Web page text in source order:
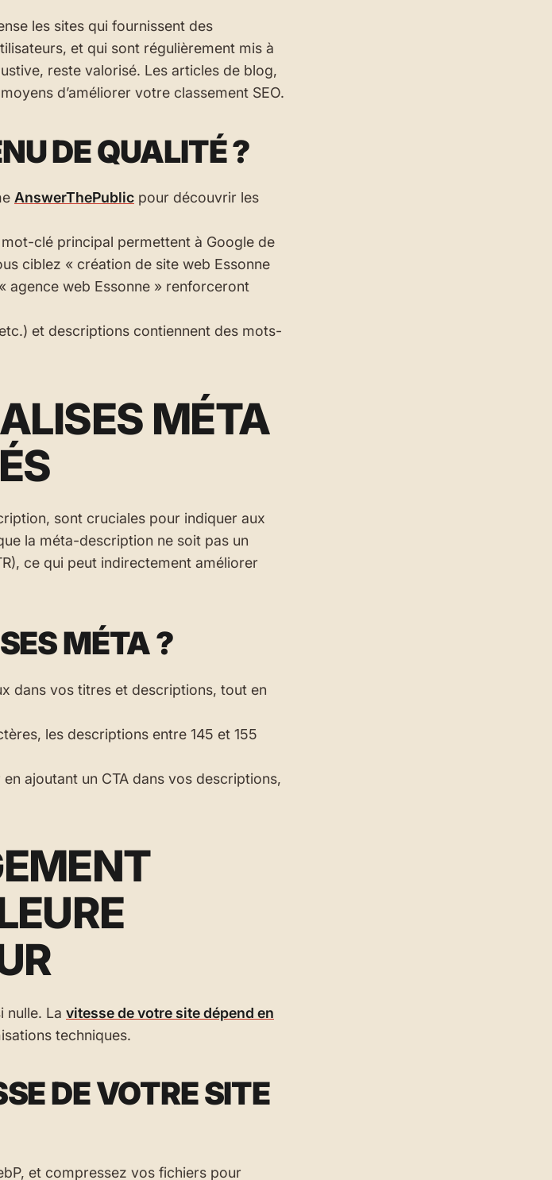
les sites qui fournissent des
et qui sont régulièrement mis à
reste valorisé. Les articles de blog,
d’améliorer votre classement SEO.
DE QUALITÉ ?
AnswerThePublic pour découvrir les
clé principal permettent à Google de
ciblez « création de site web Essonne
agence web Essonne » renforceront
et descriptions contiennent des mots-
MÉTA
sont cruciales pour indiquer aux
la méta-description ne soit pas un
ce qui peut indirectement améliorer
MÉTA ?
dans vos titres et descriptions, tout en
les descriptions entre 145 et 155
ajoutant un CTA dans vos descriptions,
nulle. La vitesse de votre site dépend en
techniques.
DE VOTRE SITE
et compressez vos fichiers pour